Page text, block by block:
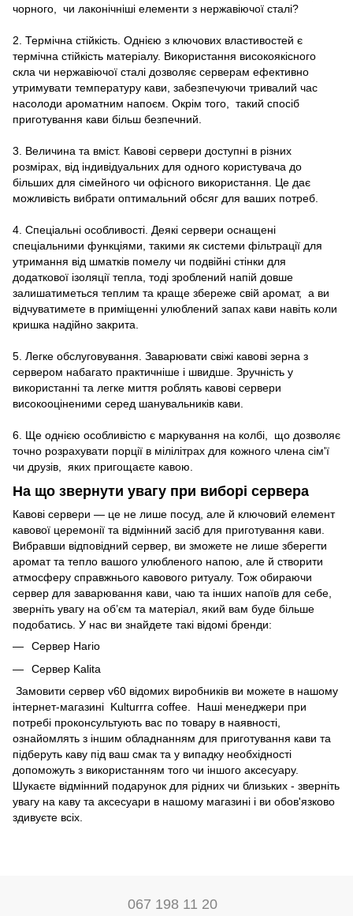
чорного, чи лаконічніші елементи з нержавіючої сталі?
2. Термічна стійкість. Однією з ключових властивостей є
термічна стійкість матеріалу. Використання високоякісного
скла чи нержавіючої сталі дозволяє серверам ефективно
утримувати температуру кави, забезпечуючи тривалий час
насолоди ароматним напоєм. Окрім того, такий спосіб
приготування кави більш безпечний.
3. Величина та вміст. Кавові сервери доступні в різних
розмірах, від індивідуальних для одного користувача до
більших для сімейного чи офісного використання. Це дає
можливість вибрати оптимальний обсяг для ваших потреб.
4. Спеціальні особливості. Деякі сервери оснащені
спеціальними функціями, такими як системи фільтрації для
утримання від шматків помелу чи подвійні стінки для
додаткової ізоляції тепла, тоді зроблений напій довше
залишатиметься теплим та краще збереже свій аромат, а ви
відчуватимете в приміщенні улюблений запах кави навіть коли
кришка надійно закрита.
5. Легке обслуговування. Заварювати свіжі кавові зерна з
сервером набагато практичніше і швидше. Зручність у
використанні та легке миття роблять кавові сервери
високооціненими серед шанувальників кави.
6. Ще однією особливістю є маркування на колбі, що дозволяє
точно розрахувати порції в мілілітрах для кожного члена сім'ї
чи друзів, яких пригощаєте кавою.
На що звернути увагу при виборі сервера
Кавові сервери — це не лише посуд, але й ключовий елемент
кавової церемонії та відмінний засіб для приготування кави.
Вибравши відповідний сервер, ви зможете не лише зберегти
аромат та тепло вашого улюбленого напою, але й створити
атмосферу справжнього кавового ритуалу. Тож обираючи
сервер для заварювання кави, чаю та інших напоїв для себе,
зверніть увагу на об’єм та матеріал, який вам буде більше
подобатись. У нас ви знайдете такі відомі бренди:
Сервер Hario
Сервер Kalita
Замовити сервер v60 відомих виробників ви можете в нашому
інтернет-магазині Kulturrra coffee. Наші менеджери при
потребі проконсультують вас по товару в наявності,
ознайомлять з іншим обладнанням для приготування кави та
підберуть каву під ваш смак та у випадку необхідності
допоможуть з використанням того чи іншого аксесуару.
Шукаєте відмінний подарунок для рідних чи близьких - зверніть
увагу на каву та аксесуари в нашому магазині і ви обов'язково
здивуєте всіх.
067 198 11 20